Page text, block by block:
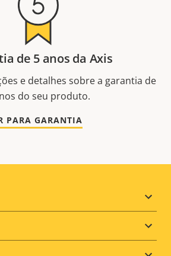
de 5 anos da Axis
e detalhes sobre a garantia de
do seu produto.
PARA GARANTIA